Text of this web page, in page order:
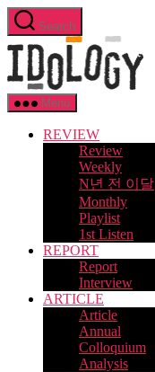
Skip
to
the
content
Search
Menu
REVIEW
Review
Weekly
N년 전 이달
Monthly
Playlist
1st Listen
REPORT
Report
Interview
ARTICLE
Article
Annual
Colloquium
Analysis